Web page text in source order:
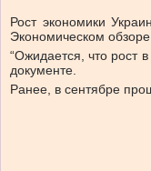
Рост экономики
Экономическом
“Ожидается, что рост
документе.
Ранее, в сентябре